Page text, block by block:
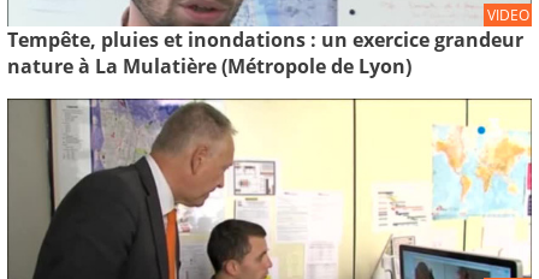
VIDEO
Tempête, pluies et inondations : un exercice grandeur
nature à La Mulatière (Métropole de Lyon)